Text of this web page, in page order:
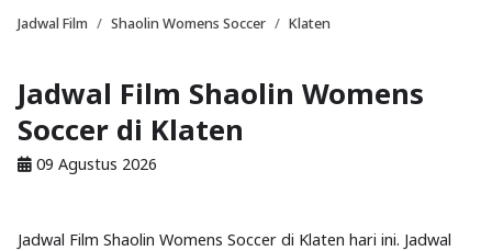
Jadwal Film Shaolin Womens Soccer Klaten
Jadwal Film Shaolin Womens
Soccer di Klaten
09 Agustus 2026
Jadwal Film Shaolin Womens Soccer di Klaten hari ini. Jadwal